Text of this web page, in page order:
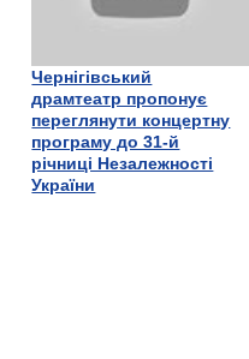
Чернігівський
драмтеатр пропонує
переглянути концертну
програму до 31-й
річниці Незалежності
України